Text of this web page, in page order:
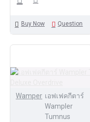
Buy Now Question
Wamper เอฟเฟคกีตาร์
Wampler
Tumnus